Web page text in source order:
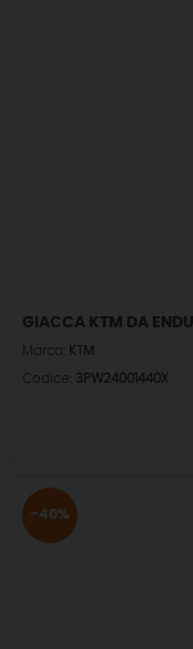
GIACCA KTM DA
Marca: KTM
Codice: 3PW24001440X
-40%